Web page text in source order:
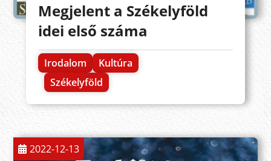
Megjelent a Székelyföld
idei első száma
Irodalom
Kultúra
Székelyföld
2022-12-13